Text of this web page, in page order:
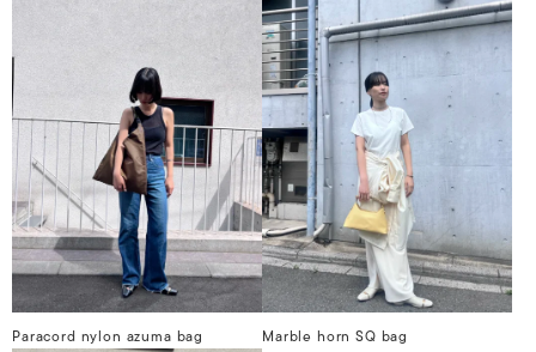
Paracord nylon azuma bag Marble horn SQ bag